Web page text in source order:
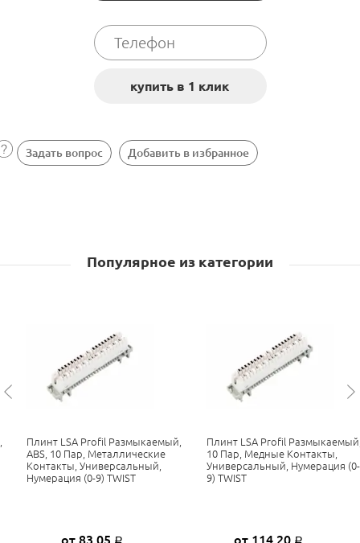
Задать вопрос Добавить в избранное
Популярное из категории
Плинт LSA Profil Размыкаемый,
ABS, 10 Пар, Металлические
Контакты, Универсальный,
Нумерация (0-9) TWIST
от 83,05 Р
Плинт LSA Profil
10 Пар, Медные Контакты,
Универсальный, Нумерация (0-
9) TWIST
от 114,20 Р